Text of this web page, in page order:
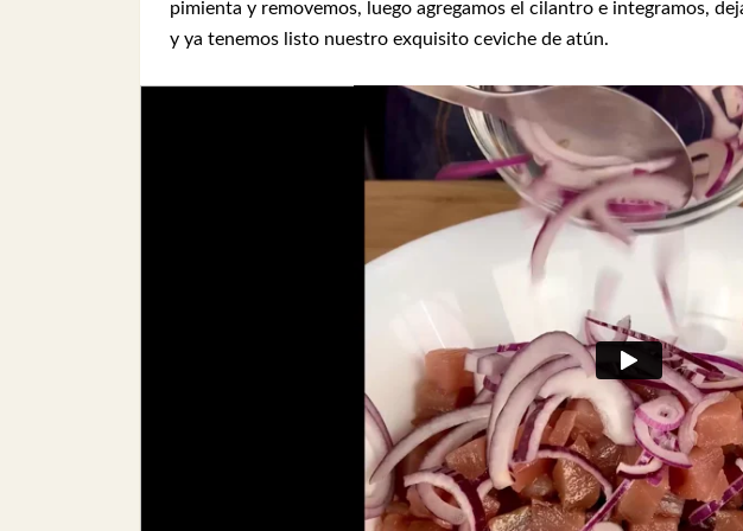
pimienta y removemos, luego agregamos el cilantro e integramos,
y ya tenemos listo nuestro exquisito ceviche de atún.